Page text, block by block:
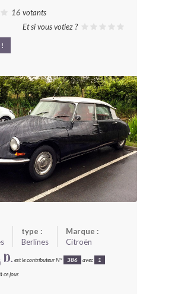
?
MODÈLES ET MARQUES
COMMENT FONCTIONNE BLV ?
16 votants
Et si vous votiez ?
type :
Berlines
Marque :
Citroën
D. est le contributeur N° 386 avec 1
ce jour.